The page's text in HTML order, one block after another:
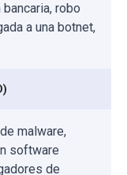
robo
a una botnet,
malware,
software
de